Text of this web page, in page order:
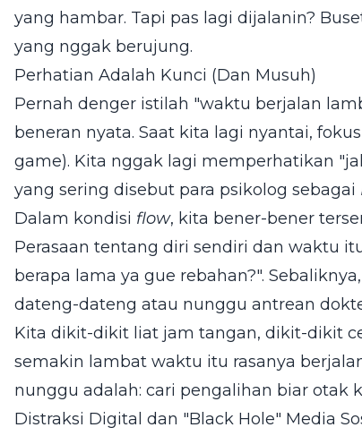
yang hambar. Tapi pas lagi dijalanin?
yang nggak berujung.
Perhatian Adalah Kunci (Dan Musuh)
Pernah denger istilah "waktu berjalan
beneran nyata. Saat kita lagi nyantai,
game). Kita nggak lagi memperhatikan
yang sering disebut para psikolog sebagai
Dalam kondisi flow, kita bener-bener
Perasaan tentang diri sendiri dan waktu
berapa lama ya gue rebahan?".
dateng-dateng atau nunggu antrean
Kita dikit-dikit liat jam tangan, dikit-dikit
semakin lambat waktu itu rasanya
nunggu adalah: cari pengalihan biar otak
Distraksi Digital dan "Black Hole" Media